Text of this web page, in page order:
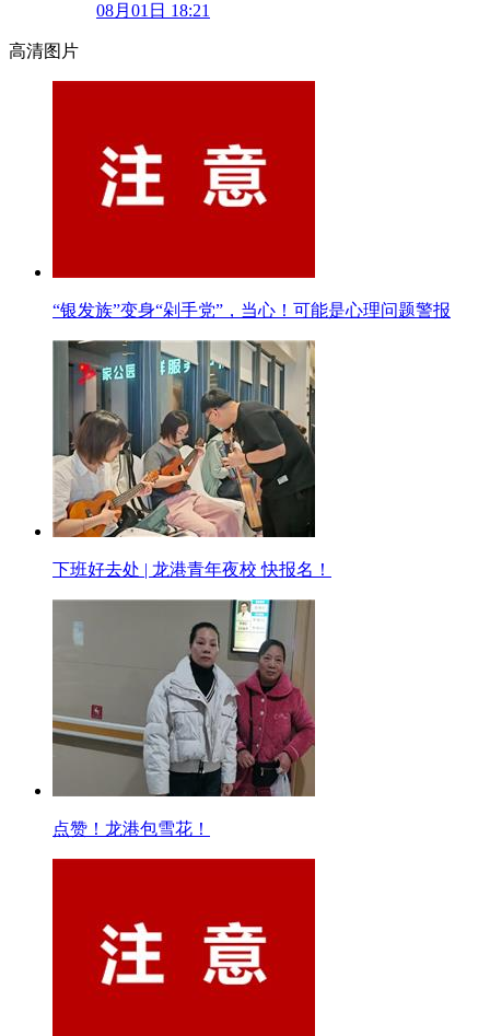
08月01日 18:21
高清图片
“银发族”变身“剁手党”，当心！可能是心理问题警报
下班好去处 | 龙港青年夜校 快报名！
点赞！龙港包雪花！